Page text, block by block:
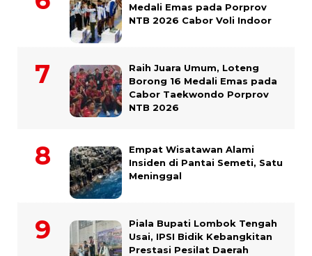
Medali Emas pada Porprov
NTB 2026 Cabor Voli Indoor
Raih Juara Umum, Loteng
Borong 16 Medali Emas pada
Cabor Taekwondo Porprov
NTB 2026
Empat Wisatawan Alami
Insiden di Pantai Semeti, Satu
Meninggal
Piala Bupati Lombok Tengah
Usai, IPSI Bidik Kebangkitan
Prestasi Pesilat Daerah